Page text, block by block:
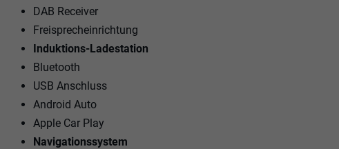
DAB Receiver
Freisprecheinrichtung
Induktions-Ladestation
Bluetooth
USB Anschluss
Android Auto
Apple Car Play
Navigationssystem